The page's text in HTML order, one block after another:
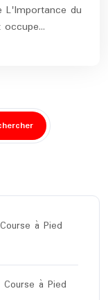
L'Importance du
occupe…
à Pied
à Pied